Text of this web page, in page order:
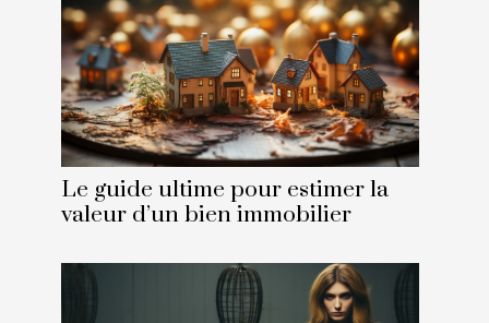
Le guide ultime pour estimer la
valeur d’un bien immobilier